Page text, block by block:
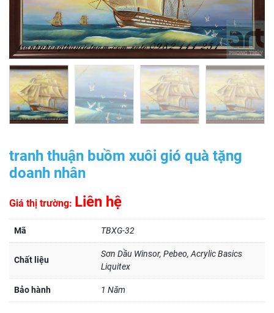
tranh thuận buồm xuôi gió quà tặng
doanh nhân
Giá thị trường: Liên hệ
Mã TBXG-32
Chất liệu
Sơn Dầu Winsor, Pebeo, Acrylic Basics
Liquitex
Bảo hành 1 Năm